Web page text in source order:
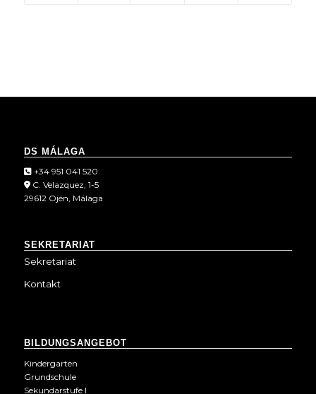
DS MÁLAGA
+34 951 041 520
C. Velazquez, 1-5
29612 Ojén, Málaga
SEKRETARIAT
Sekretariat
Kontakt
BILDUNGSANGEBOT
Kindergarten
Grundschule
Sekundarstufe I